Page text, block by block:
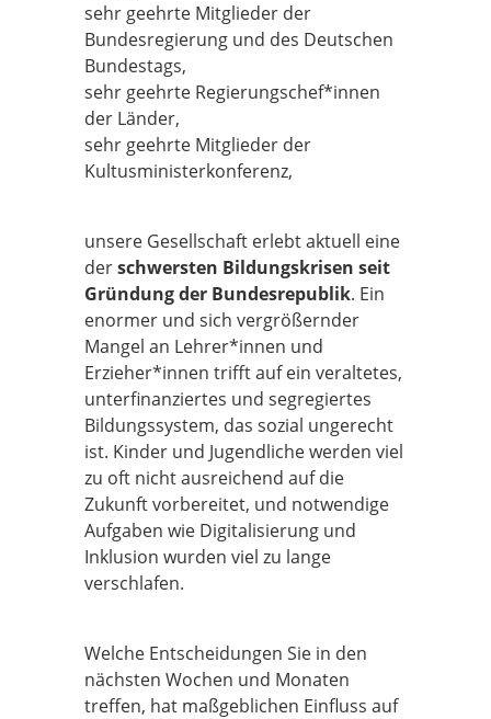
sehr geehrte Mitglieder der
Bundesregierung und des Deutschen
Bundestags,
sehr geehrte Regierungschef*innen
der Länder,
sehr geehrte Mitglieder der
Kultusministerkonferenz,
unsere Gesellschaft erlebt aktuell eine
derschwersten Bildungskrisen seit
Gründung der Bundesrepublik. Ein
enormer und sich vergrößernder
Mangel an Lehrer*innen und
Erzieher*innen trifft auf ein veraltetes,
unterfinanziertes und segregiertes
Bildungssystem, das sozial ungerecht
ist. Kinder und Jugendliche werden viel
zu oft nicht ausreichend auf die
Zukunft vorbereitet, und notwendige
Aufgaben wie Digitalisierung und
Inklusion wurden viel zu lange
verschlafen.
Welche Entscheidungen Sie in den
nächsten Wochen und Monaten
treffen, hat maßgeblichen Einfluss auf